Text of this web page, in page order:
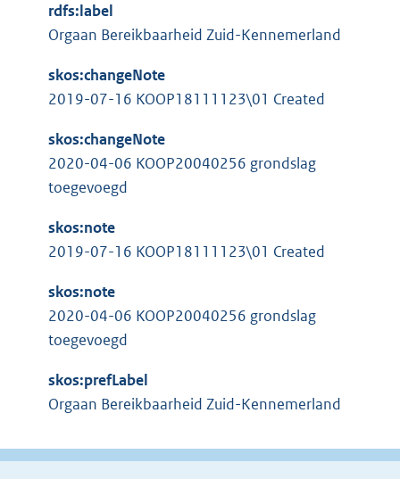
e
i
n
:
t
e
n
l
i
n
:
rdfs:label
Orgaan Bereikbaarheid Zuid-Kennemerland
skos:changeNote
2019-07-16 KOOP18111123\01 Created
skos:changeNote
2020-04-06 KOOP20040256 grondslag
toegevoegd
skos:note
2019-07-16 KOOP18111123\01 Created
skos:note
2020-04-06 KOOP20040256 grondslag
toegevoegd
skos:prefLabel
Orgaan Bereikbaarheid Zuid-Kennemerland